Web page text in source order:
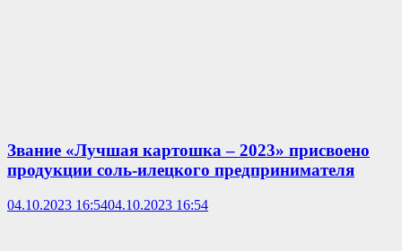
Звание «Лучшая картошка – 2023» присвоено
продукции соль-илецкого предпринимателя
04.10.2023 16:5404.10.2023 16:54